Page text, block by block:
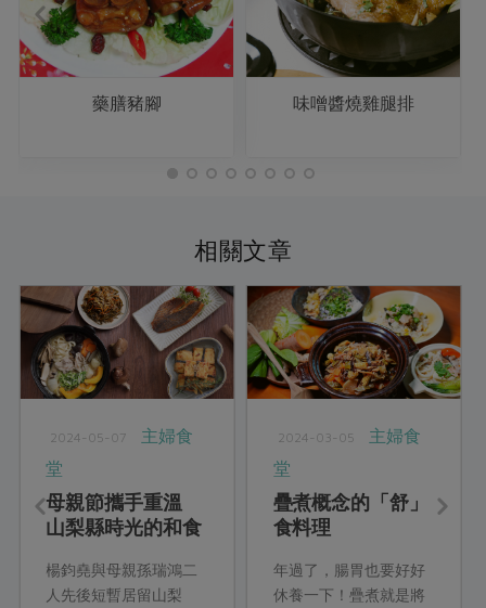
藥膳豬腳 味噌醬燒雞腿排
相關文章
2024-05-07
主婦食
堂
母親節攜手重溫
山梨縣時光的和食
楊鈞堯與母親孫瑞鴻二
人先後短暫居留山梨
2024-03-05
主婦食
堂
疊煮概念的「舒」
食料理
年過了，腸胃也要好好
休養一下！疊煮就是將